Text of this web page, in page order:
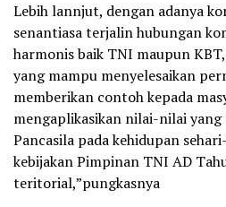
Lebih lannjut, dengan adanya
senantiasa terjalin hubungan
harmonis baik TNI maupun
yang mampu menyelesaikan
memberikan contoh kepada
mengaplikasikan nilai-nilai
Pancasila pada kehidupan
kebijakan Pimpinan TNI AD
teritorial,”pungkasnya